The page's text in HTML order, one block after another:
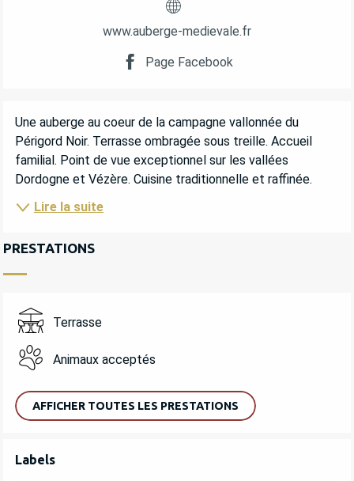
www.auberge-medievale.fr
Page Facebook
DESCRIPTION
Une auberge au coeur de la campagne vallonnée du
Périgord Noir. Terrasse ombragée sous treille. Accueil
familial. Point de vue exceptionnel sur les vallées
Dordogne et Vézère. Cuisine traditionnelle et raffinée.
Lire la suite
PRESTATIONS
Terrasse
Animaux acceptés
AFFICHER TOUTES LES PRESTATIONS
OFFRES DE PRESTATIONS
Labels
Labels